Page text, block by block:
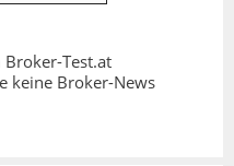
Test.at
keine Broker-News